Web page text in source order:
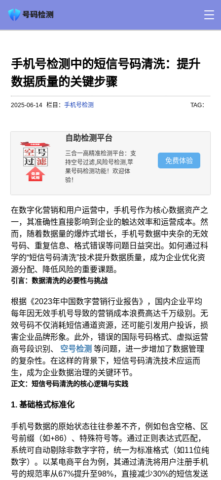
手机号检测中的短信号码清洗：提升
数据质量的关键步骤
2025-06-14 栏目：手机号检测 TAG：
自助检测平台
三合一高精准检测平台：支
持空号过滤,风险号检测,苹
果号码检测功能！欢迎体
验！
免费体验
在数字化营销和用户运营中，手机号作为核心数据资产之
一，其准确性直接影响到企业的触达效率和运营成本。然
而，随着数据量的爆炸式增长，手机号数据中夹杂的无效
号码、重复信息、格式错误等问题日益突出。如何通过科
学的“短信号码清洗”技术提升数据质量，成为企业优化资
源分配、降低风险的重要课题。
引言：数据清洗的必要性与挑战
根据《2023年中国数字营销行业报告》，国内企业平均
每年因无效手机号导致的营销成本浪费高达千万级别。无
效号码不仅消耗短信通道资源，还可能引发用户投诉，损
害企业品牌形象。此外，错误的国际号码格式、虚拟运营
商号段识别、
空号检测等问题，进一步增加了数据管理
的复杂性。在这样的背景下，短信号码清洗技术应运而
生，成为企业数据治理的关键环节。
正文：短信号码清洗的核心逻辑与实践
1. 基础格式标准化
手机号数据的原始状态往往参差不齐，例如包含空格、区
号前缀（如+86）、特殊符号等。通过正则表达式匹配，
系统可自动剔除非数字字符，统一为标准格式（如11位纯
数字）。以某电商平台为例，其通过清洗将用户注册手机
号的规范率从67%提升至98%，直接减少30%的短信发送